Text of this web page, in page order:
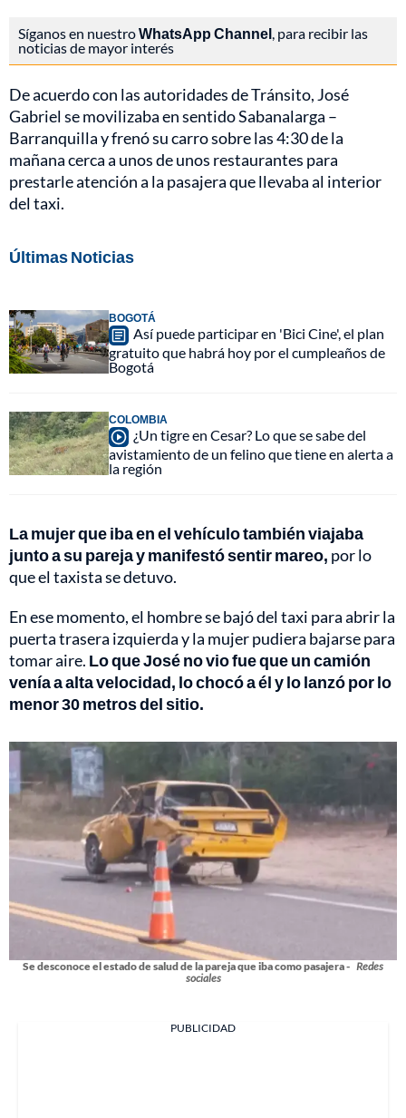
Síganos en nuestroWhatsApp Channel, para recibir las
noticias de mayor interés
De acuerdo con las autoridades de Tránsito, José
Gabriel se movilizaba en sentido Sabanalarga –
Barranquilla y frenó su carro sobre las 4:30 de la
mañana cerca a unos de unos restaurantes para
prestarle atención a la pasajera que llevaba al interior
del taxi.
Últimas Noticias
BOGOTÁ
Así puede participar en 'Bici Cine', el plan
gratuito que habrá hoy por el cumpleaños de
Bogotá
COLOMBIA
¿Un tigre en Cesar? Lo que se sabe del
avistamiento de un felino que tiene en alerta a
la región
La mujer que iba en el vehículo también viajaba
junto a su pareja y manifestó sentir mareo, por lo
que el taxista se detuvo.
En ese momento, el hombre se bajó del taxi para abrir la
puerta trasera izquierda y la mujer pudiera bajarse para
tomar aire. Lo que José no vio fue que un camión
venía a alta velocidad, lo chocó a él y lo lanzó por lo
menor 30 metros del sitio.
Se desconoce el estado de salud de la pareja que iba como pasajera - Redes
sociales
PUBLICIDAD